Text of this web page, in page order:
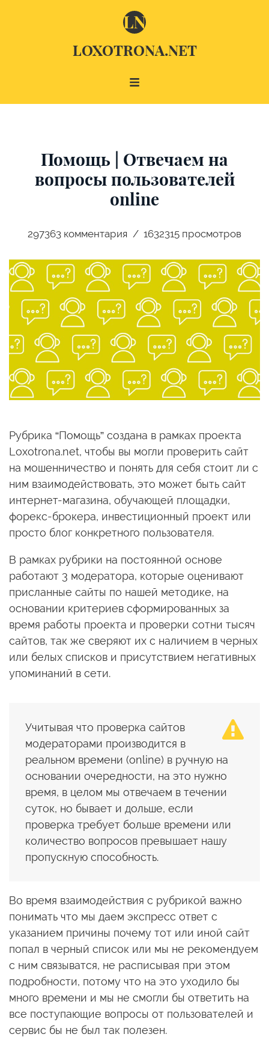
LOXOTRONA.NET
Помощь | Отвечаем на
вопросы пользователей
online
297363 комментария 1632315 просмотров
Рубрика “Помощь” создана в рамках проекта
Loxotrona.net, чтобы вы могли проверить сайт
на мошенничество и понять для себя стоит ли с
ним взаимодействовать, это может быть сайт
интернет-магазина, обучающей площадки,
форекс-брокера, инвестиционный проект или
просто блог конкретного пользователя.
В рамках рубрики на постоянной основе
работают 3 модератора, которые оценивают
присланные сайты по нашей методике, на
основании критериев сформированных за
время работы проекта и проверки сотни тысяч
сайтов, так же сверяют их с наличием в черных
или белых списков и присутствием негативных
упоминаний в сети.
Учитывая что проверка сайтов
модераторами производится в
реальном времени (online) в ручную на
основании очередности, на это нужно
время, в целом мы отвечаем в течении
суток, но бывает и дольше, если
проверка требует больше времени или
количество вопросов превышает нашу
пропускную способность.
Во время взаимодействия с рубрикой важно
понимать что мы даем экспресс ответ с
указанием причины почему тот или иной сайт
попал в черный список или мы не рекомендуем
с ним связыватся, не расписывая при этом
подробности, потому что на это уходило бы
много времени и мы не смогли бы ответить на
все поступающие вопросы от пользователей и
сервис бы не был так полезен.